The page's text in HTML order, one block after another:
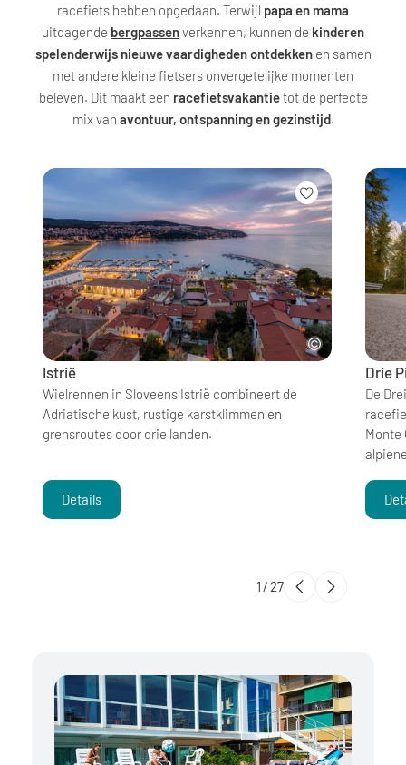
racefiets hebben opgedaan. Terwijl papa en mama
uitdagende bergpassenverkennen, kunnen de kinderen
spelenderwijs nieuwe vaardigheden ontdekkenen samen
met andere kleine fietsers onvergetelijke momenten
beleven. Dit maakt een racefietsvakantietot de perfecte
mix van avontuur, ontspanning en gezinstijd.
Istrië
Wielrennen in Sloveens Istrië combineert de
Adriatische kust, rustige karstklimmen en
grensroutes door drie landen.
Details
Drie
De
Monte
1 / 27